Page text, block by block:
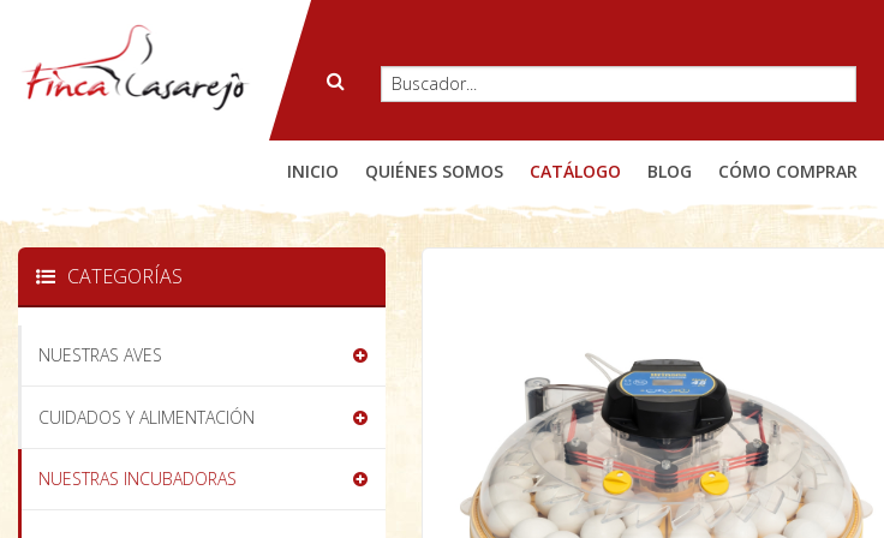
INICIO QUIÉNES SOMOS CATÁLOGO BLOG CÓMO COMPRAR
CATEGORÍAS
NUESTRAS AVES
CUIDADOS Y ALIMENTACIÓN
NUESTRAS INCUBADORAS